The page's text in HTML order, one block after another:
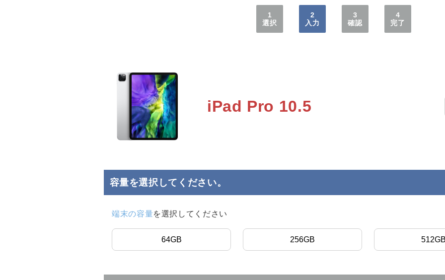
1
選択
2
入力
3
確認
4
完了
iPad Pro 10.5
容量を選択してください。
端末の容量を選択してください
64GB 256GB